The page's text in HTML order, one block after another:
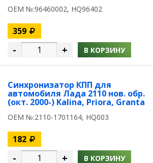
OEM №:96460002, HQ96402
359
- + В КОРЗИНУ
Синхронизатор КПП для
автомобиля Лада 2110 нов. обр.
(окт. 2000-) Kalina, Priora, Granta
OEM №:2110-1701164, HQ003
182
- + В КОРЗИНУ